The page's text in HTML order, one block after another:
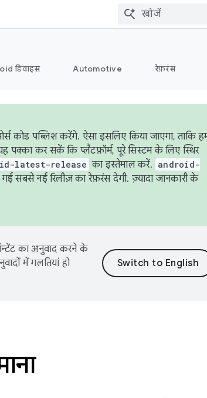
डिवाइस Automotive रेफ़रंस
कोड पब्लिश करेंगे. ऐसा इसलिए किया जाएगा, ताकि
कर सकें कि प्लैटफ़ॉर्म, पूरे सिस्टम के लिए स्थिर
latest-release का इस्तेमाल करें. android-
सबसे नई रिलीज़ का रेफ़रंस देगी. ज़्यादा जानकारी के
का अनुवाद करने के
में गलतियां हो